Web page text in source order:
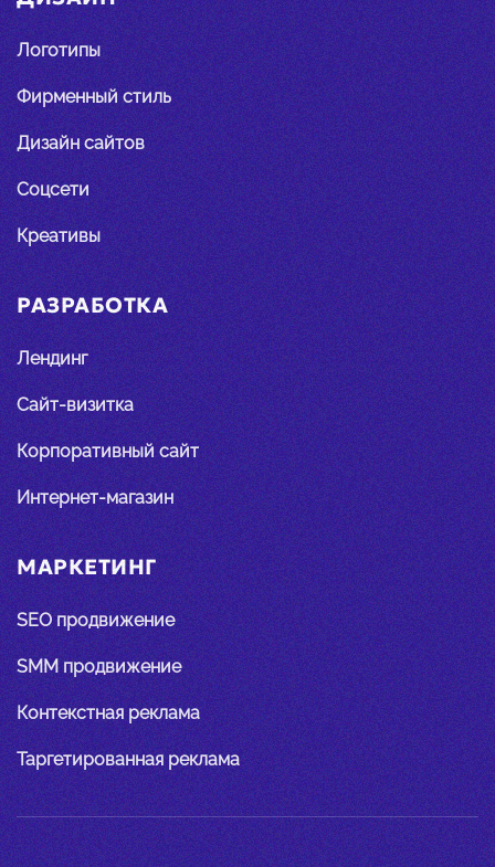
Логотипы
Фирменный стиль
Дизайн сайтов
Соцсети
Креативы
РАЗРАБОТКА
Лендинг
Сайт-визитка
Корпоративный сайт
Интернет-магазин
МАРКЕТИНГ
SEO продвижение
SMM продвижение
Контекстная реклама
Таргетированная реклама